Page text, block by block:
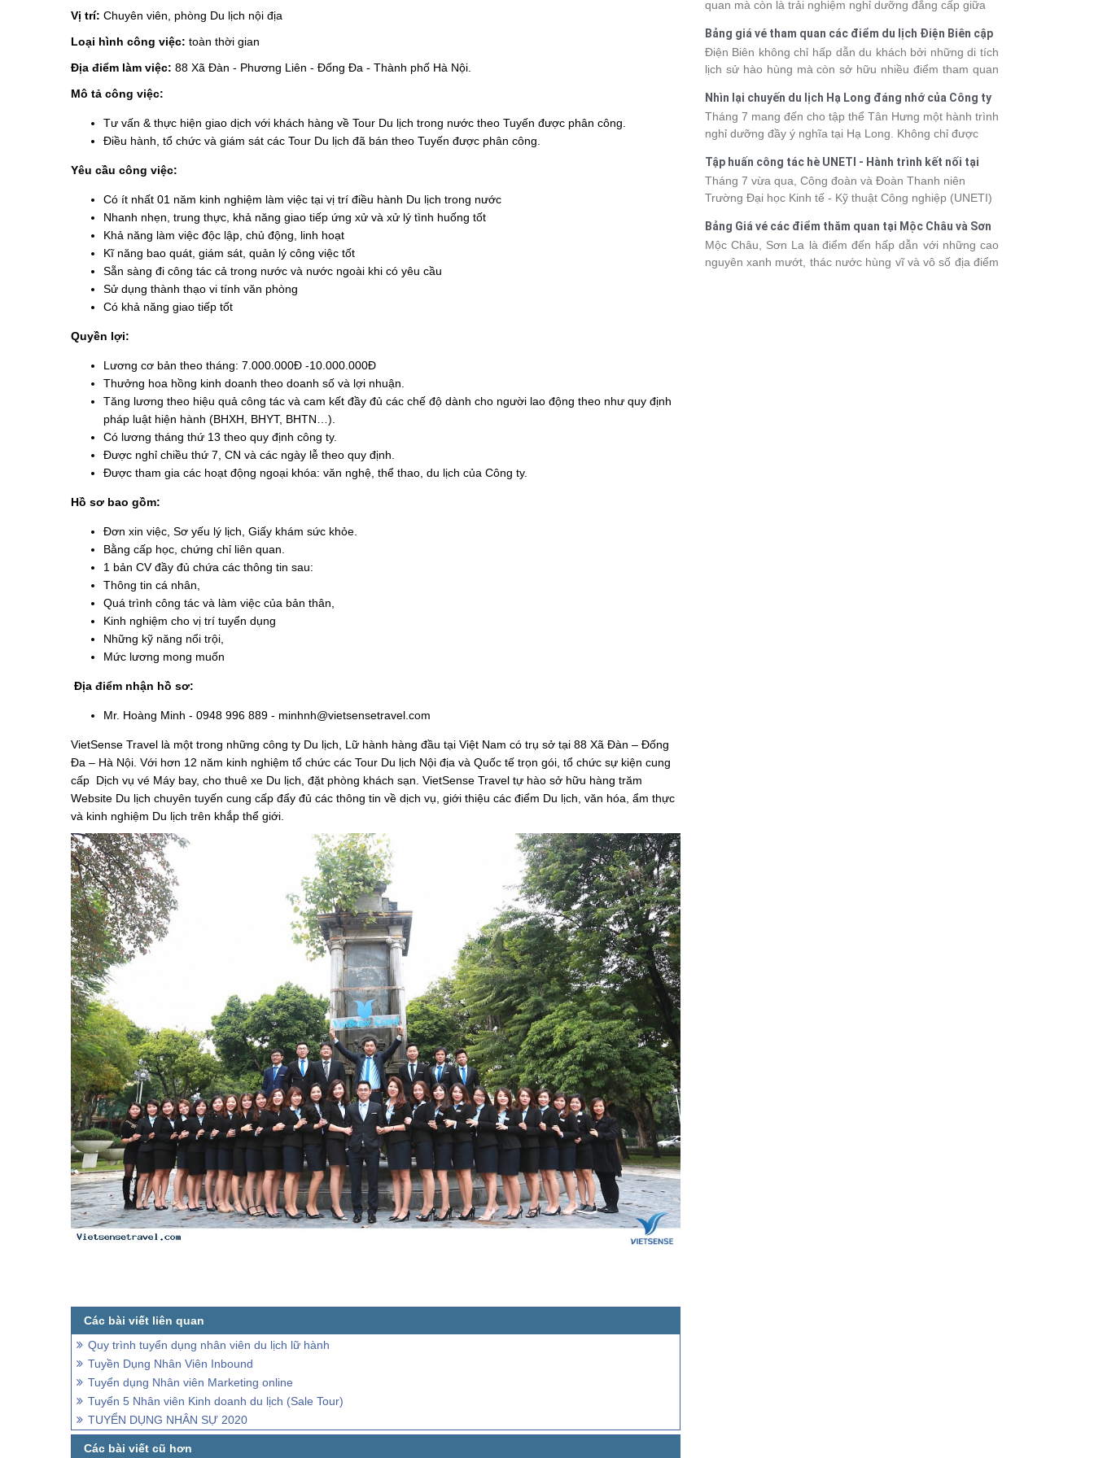
Vị trí: Chuyên viên, phòng Du lịch nội địa
Loại hình công việc: toàn thời gian
Địa điểm làm việc: 88 Xã Đàn - Phương Liên - Đống Đa - Thành phố Hà Nội.
Mô tả công việc:
Tư vấn & thực hiện giao dịch với khách hàng về Tour Du lịch trong nước theo Tuyến được phân công.
Điều hành, tổ chức và giám sát các Tour Du lịch đã bán theo Tuyến được phân công.
Yêu cầu công việc:
Có ít nhất 01 năm kinh nghiệm làm việc tại vị trí điều hành Du lịch trong nước
Nhanh nhẹn, trung thực, khả năng giao tiếp ứng xử và xử lý tình huống tốt
Khả năng làm việc độc lập, chủ động, linh hoạt
Kĩ năng bao quát, giám sát, quản lý công việc tốt
Sẵn sàng đi công tác cả trong nước và nước ngoài khi có yêu cầu
Sử dụng thành thạo vi tính văn phòng
Có khả năng giao tiếp tốt
Quyền lợi:
Lương cơ bản theo tháng: 7.000.000Đ -10.000.000Đ
Thưởng hoa hồng kinh doanh theo doanh số và lợi nhuận.
Tăng lương theo hiệu quả công tác và cam kết đầy đủ các chế độ dành cho người lao động theo như quy định
pháp luật hiện hành (BHXH, BHYT, BHTN…).
Có lương tháng thứ 13 theo quy định công ty.
Được nghỉ chiều thứ 7, CN và các ngày lễ theo quy định.
Được tham gia các hoạt động ngoại khóa: văn nghệ, thể thao, du lịch của Công ty.
Hồ sơ bao gồm:
Đơn xin việc, Sơ yếu lý lịch, Giấy khám sức khỏe.
Bằng cấp học, chứng chỉ liên quan.
1 bản CV đầy đủ chứa các thông tin sau:
Thông tin cá nhân,
Quá trình công tác và làm việc của bản thân,
Kinh nghiệm cho vị trí tuyển dụng
Những kỹ năng nổi trội,
Mức lương mong muốn
Địa điểm nhận hồ sơ:
Mr. Hoàng Minh - 0948 996 889 - minhnh@vietsensetravel.com
VietSense Travel là một trong những công ty Du lịch, Lữ hành hàng đầu tại Việt Nam có trụ sở tại 88 Xã Đàn – Đống
Đa – Hà Nội. Với hơn 12 năm kinh nghiệm tổ chức các Tour Du lịch Nội địa và Quốc tế trọn gói, tổ chức sự kiện cung
cấp Dịch vụ vé Máy bay, cho thuê xe Du lịch, đặt phòng khách sạn. VietSense Travel tự hào sở hữu hàng trăm
Website Du lịch chuyên tuyến cung cấp đẩy đủ các thông tin về dịch vụ, giới thiệu các điểm Du lịch, văn hóa, ẩm thực
và kinh nghiệm Du lịch trên khắp thể giới.
Quy trình tuyển dụng nhân viên du lịch lữ hành
Tuyền Dụng Nhân Viên Inbound
Tuyển dụng Nhân viên Marketing online
Tuyển 5 Nhân viên Kinh doanh du lịch (Sale Tour)
TUYỂN DỤNG NHÂN SỰ 2020
quan mà còn là trải nghiệm nghỉ dưỡng đẳng cấp giữa
thuyền sẽ có mức giá và dịch vụ khác nhau, khiến nhiều
du khách băn khoăn khi lựa chọn. Bài viết dưới đây sẽ
cập nhật bảng giá tour du thuyền Hạ Long mới nhất
2026 từ 3 - 6 sao, giúp bạn dễ dàng so sánh và tìm
được hành trình phù hợp với nhu cầu cũng như ngân
sách.
Bảng giá vé tham quan các điểm du lịch Điện Biên cập
nhật 2026
Điện Biên không chỉ hấp dẫn du khách bởi những di tích
lịch sử hào hùng mà còn sở hữu nhiều điểm tham quan
đang lên kế hoạch khám phá vùng đất này, việc cập nhật
trước giá vé sẽ giúp bạn chủ động hơn trong lịch trình và
chi phí. Cùng Vietsense Travel tham khảo bảng giá vé
tham quan các điểm du lịch Điện Biênmới nhất năm
2026 ngay dưới đây.
Nhìn lại chuyến du lịch Hạ Long đáng nhớ của Công ty
Tân Hưng 2026
Tháng 7 mang đến cho tập thể Tân Hưng một hành trình
nghỉ dưỡng đầy ý nghĩa tại Hạ Long. Không chỉ được
thành viên còn có dịp gắn kết, sẻ chia và lưu giữ nhiều
khoảnh khắc đáng nhớ. Hãy cùng nhìn lại chuyến đi
ngập tràn niềm vui và những trải nghiệm khó quên.
Tập huấn công tác hè UNETI - Hành trình kết nối tại
Hòn Dấu, Đồ Sơn
Tháng 7 vừa qua, Công đoàn và Đoàn Thanh niên
Trường Đại học Kinh tế - Kỹ thuật Công nghiệp (UNETI)
Hòn Dấu - Đồ Sơn. Không chỉ là dịp nâng cao kỹ năng
và chia sẻ kinh nghiệm công tác, chương trình còn mang
đến những hoạt động giao lưu sôi nổi, góp phần gắn kết
Bảng Giá vé các điểm thăm quan tại Mộc Châu và Sơn
La 2026
Mộc Châu, Sơn La là điểm đến hấp dẫn với những cao
nguyên xanh mướt, thác nước hùng vĩ và vô số địa điểm